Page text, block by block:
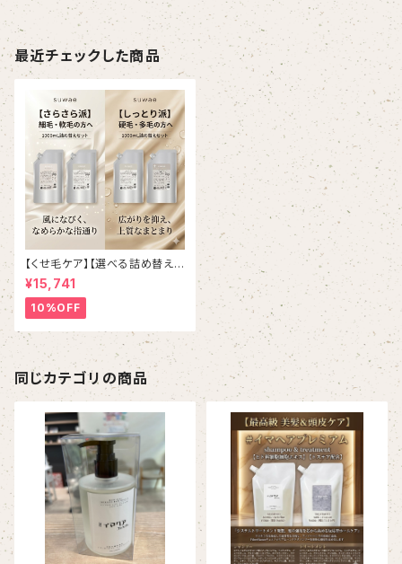
最近チェックした商品
【くせ毛ケア】【選べる詰め替えセ
ット】 ミルボン 新ブランド「suw
ae（スワエ）」選べる詰め替えセ
ット｜リラクシングシャンプー 1
000mL ￥7,590＋ トリートメ
ント 1000g￥9,900（髪の柔軟
剤／うねりケア）
¥15,741
10%OFF
同じカテゴリの商品